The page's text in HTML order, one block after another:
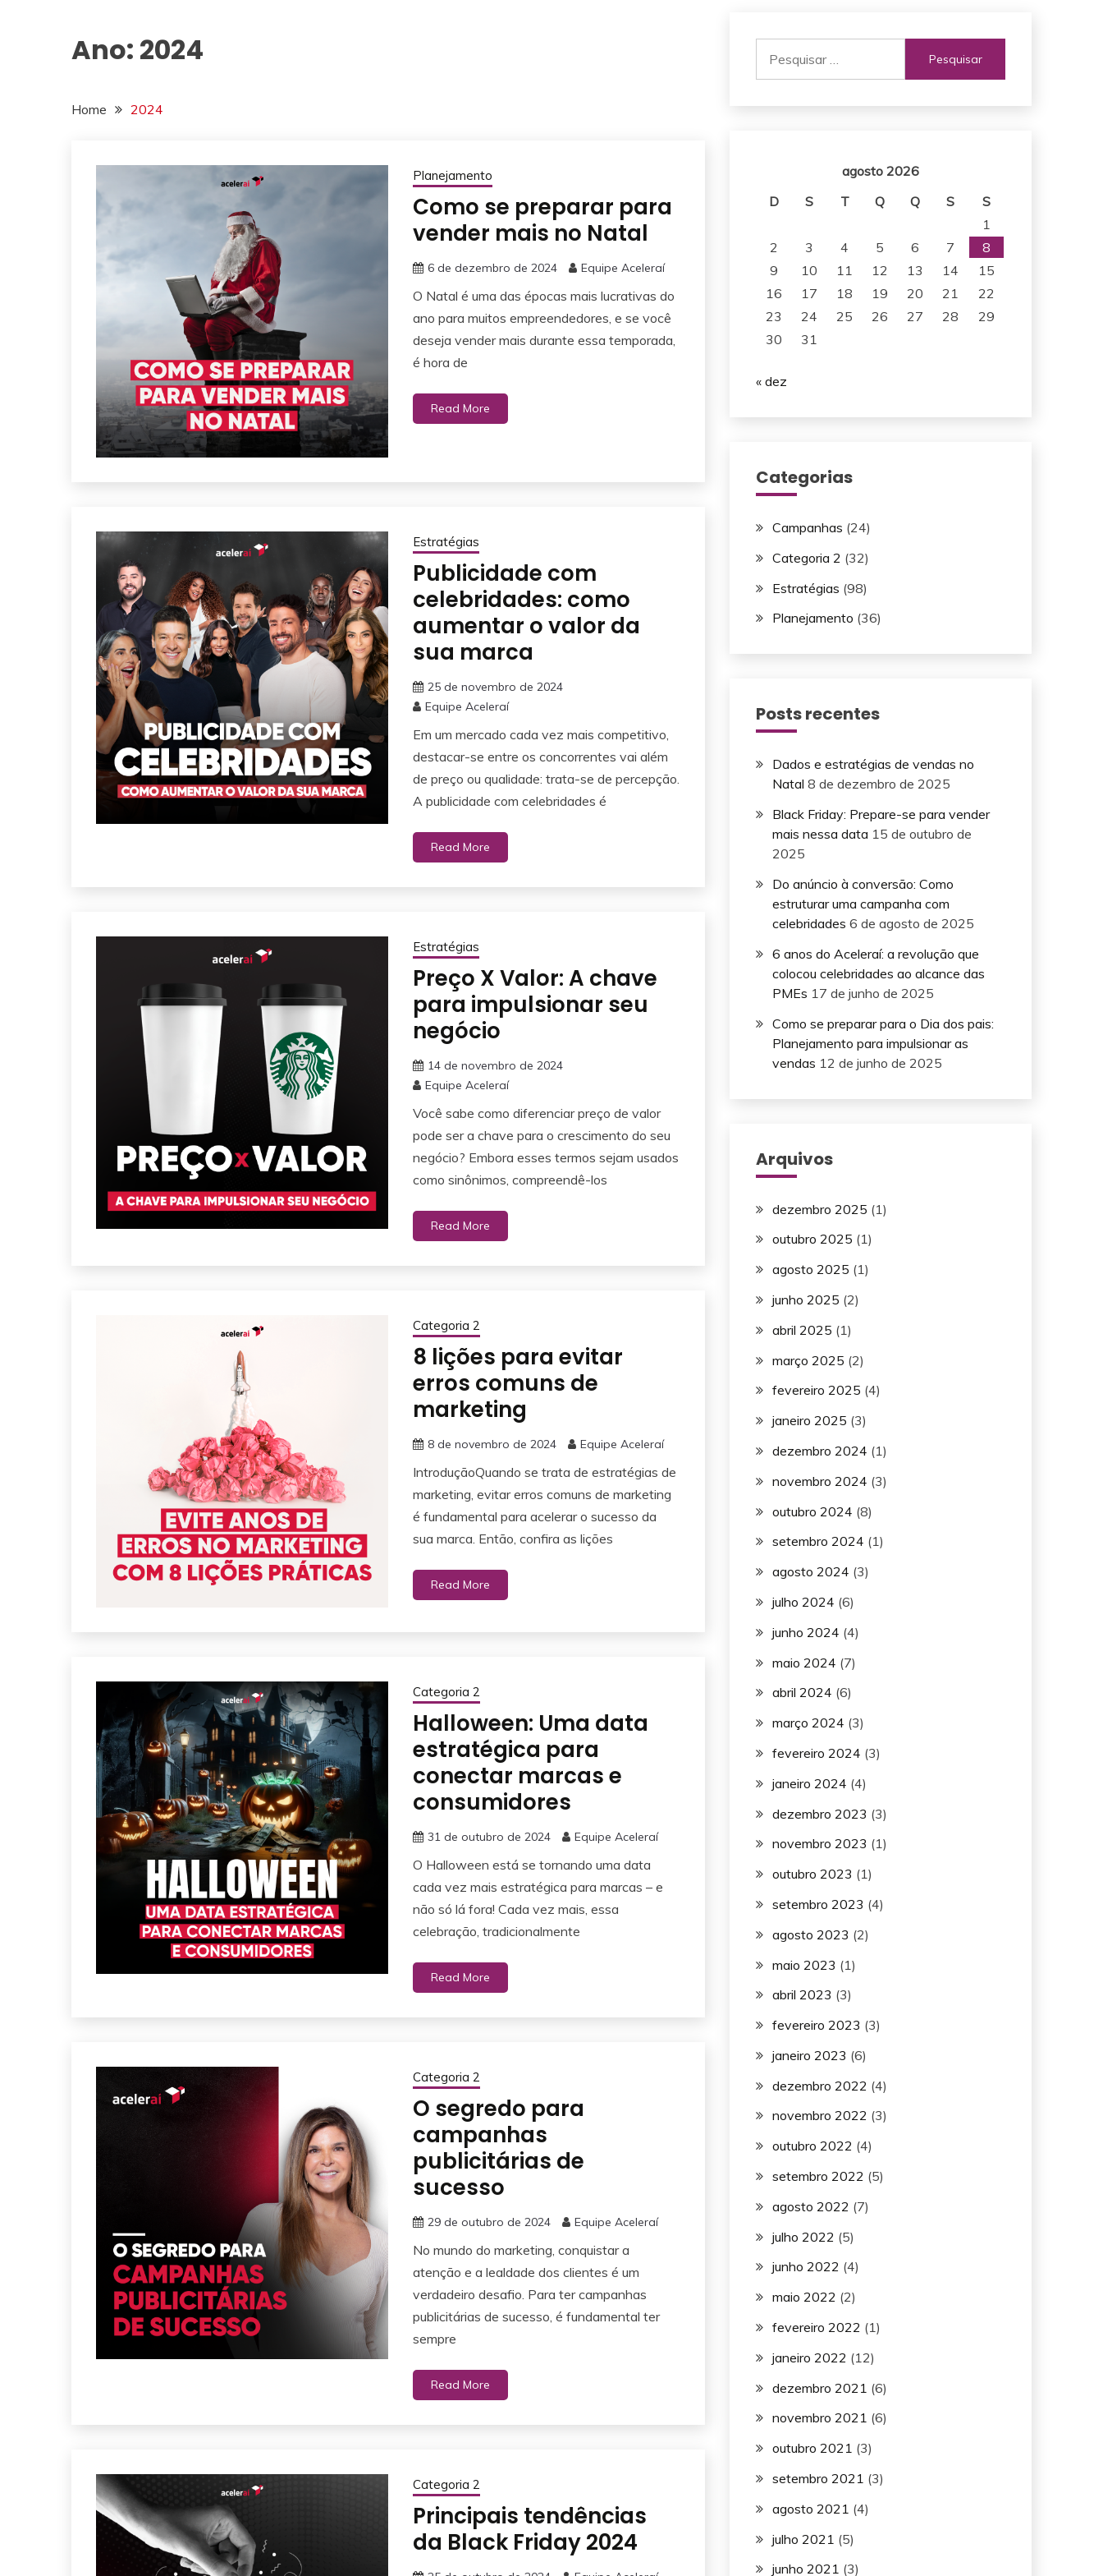
Ano: 2024
Home 2024
Planejamento
Como se preparar para
vender mais no Natal
6 de dezembro de 2024 Equipe Aceleraí
O Natal é uma das épocas mais lucrativas do
ano para muitos empreendedores, e se você
deseja vender mais durante essa temporada,
é hora de
Read More
Estratégias
Publicidade com
celebridades: como
aumentar o valor da
sua marca
25 de novembro de 2024
Equipe Aceleraí
Em um mercado cada vez mais competitivo,
destacar-se entre os concorrentes vai além
de preço ou qualidade: trata-se de percepção.
A publicidade com celebridades é
Read More
Estratégias
Preço X Valor: A chave
para impulsionar seu
negócio
14 de novembro de 2024
Equipe Aceleraí
Você sabe como diferenciar preço de valor
pode ser a chave para o crescimento do seu
negócio? Embora esses termos sejam usados
como sinônimos, compreendê-los
Read More
Categoria 2
8 lições para evitar
erros comuns de
marketing
8 de novembro de 2024 Equipe Aceleraí
IntroduçãoQuando se trata de estratégias de
marketing, evitar erros comuns de marketing
é fundamental para acelerar o sucesso da
sua marca. Então, confira as lições
Read More
Categoria 2
Halloween: Uma data
estratégica para
conectar marcas e
consumidores
31 de outubro de 2024 Equipe Aceleraí
O Halloween está se tornando uma data
cada vez mais estratégica para marcas – e
não só lá fora! Cada vez mais, essa
celebração, tradicionalmente
Read More
Categoria 2
O segredo para
campanhas
publicitárias de
sucesso
29 de outubro de 2024 Equipe Aceleraí
No mundo do marketing, conquistar a
atenção e a lealdade dos clientes é um
verdadeiro desafio. Para ter campanhas
publicitárias de sucesso, é fundamental ter
sempre
Read More
Categoria 2
Principais tendências
da Black Friday 2024
por:
agosto 2026
D
S T Q Q S
S
1
2
3 4 5 6 7
8
9
10 11 12 13 14
15
16
17 18 19 20 21
22
23
24 25 26 27 28
29
30
31
« dez
Categorias
Campanhas (24)
Categoria 2 (32)
Estratégias (98)
Planejamento (36)
Posts recentes
Dados e estratégias de vendas no
Natal 8 de dezembro de 2025
Black Friday: Prepare-se para vender
mais nessa data 15 de outubro de
2025
Do anúncio à conversão: Como
estruturar uma campanha com
celebridades 6 de agosto de 2025
6 anos do Aceleraí: a revolução que
colocou celebridades ao alcance das
PMEs 17 de junho de 2025
Como se preparar para o Dia dos pais:
Planejamento para impulsionar as
vendas 12 de junho de 2025
Arquivos
dezembro 2025 (1)
outubro 2025 (1)
agosto 2025 (1)
junho 2025 (2)
abril 2025 (1)
março 2025 (2)
fevereiro 2025 (4)
janeiro 2025 (3)
dezembro 2024 (1)
novembro 2024 (3)
outubro 2024 (8)
setembro 2024 (1)
agosto 2024 (3)
julho 2024 (6)
junho 2024 (4)
maio 2024 (7)
abril 2024 (6)
março 2024 (3)
fevereiro 2024 (3)
janeiro 2024 (4)
dezembro 2023 (3)
novembro 2023 (1)
outubro 2023 (1)
setembro 2023 (4)
agosto 2023 (2)
maio 2023 (1)
abril 2023 (3)
fevereiro 2023 (3)
janeiro 2023 (6)
dezembro 2022 (4)
novembro 2022 (3)
outubro 2022 (4)
setembro 2022 (5)
agosto 2022 (7)
julho 2022 (5)
junho 2022 (4)
maio 2022 (2)
fevereiro 2022 (1)
janeiro 2022 (12)
dezembro 2021 (6)
novembro 2021 (6)
outubro 2021 (3)
setembro 2021 (3)
agosto 2021 (4)
julho 2021 (5)
junho 2021 (3)